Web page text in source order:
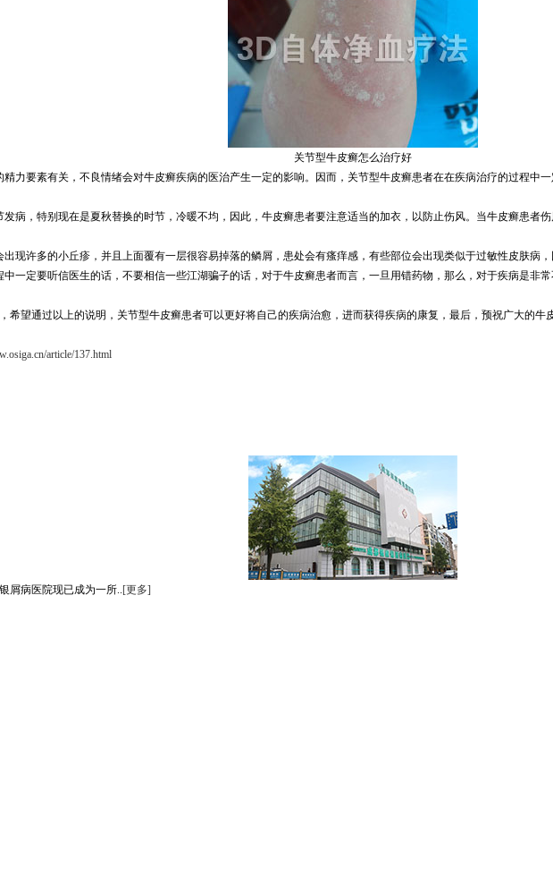
关节型牛皮癣怎么治疗好
力要素有关，不良情绪会对牛皮癣疾病的医治产生一定的影响。因而，关节型牛皮癣患者在在疾病治疗的过程中
病，特别现在是夏秋替换的时节，冷暖不均，因此，牛皮癣患者要注意适当的加衣，以防止伤风。当牛皮癣患者
现许多的小丘疹，并且上面覆有一层很容易掉落的鳞屑，患处会有瘙痒感，有些部位会出现类似于过敏性皮肤病，
一定要听信医生的话，不要相信一些江湖骗子的话，对于牛皮癣患者而言，一旦用错药物，那么，对于疾病是非
希望通过以上的说明，关节型牛皮癣患者可以更好将自己的疾病治愈，进而获得疾病的康复，最后，预祝广大的牛
article/137.html
屑病医院现已成为一所..[更多]